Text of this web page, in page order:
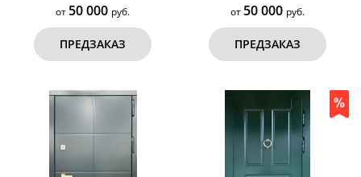
от 50 000 руб.
ПРЕДЗАКАЗ
от 50 000 руб.
ПРЕДЗАКАЗ